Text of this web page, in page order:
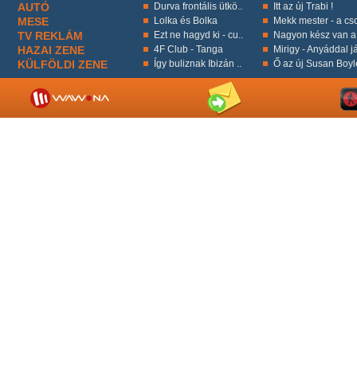
AUTÓ Durva frontális ütkö.. Itt az új Trabi !
MESE Lolka és Bolka Mekk mester - a
TV REKLÁM Ezt ne hagyd ki - cu.. Nagyon kész van
HAZAI ZENE 4F Club - Tanga Mirigy - Anyáddal
KÜLFÖLDI ZENE Így buliznak Ibizán .. Ő az új Susan